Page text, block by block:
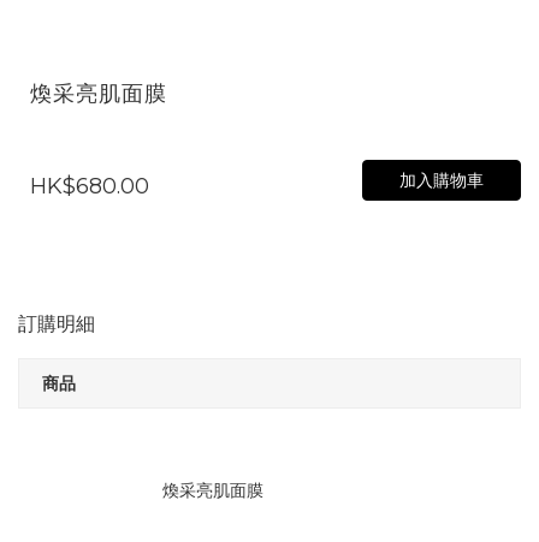
煥采亮肌面膜
HK$680.00 加入購物車
訂購明細
商品
煥采亮肌面膜